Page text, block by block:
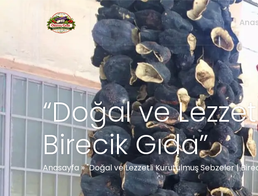
“Doğal ve
Birecik Gıda”
Anasayfa »"Doğal ve Lezzetli Kurutulmuş Sebzeler |